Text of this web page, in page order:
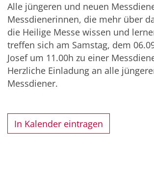
Alle jüngeren und neuen
Messdienerinnen, die mehr über
die Heilige Messe wissen und
treffen sich am Samstag, dem
Josef um 11.00h zu einer
Herzliche Einladung an alle
Messdiener.
In Kalender eintragen